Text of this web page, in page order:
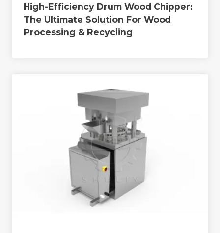
High-Efficiency Drum Wood Chipper:
The Ultimate Solution For Wood
Processing & Recycling